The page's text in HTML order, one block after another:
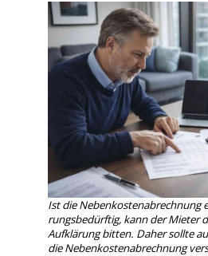
Ist die Ne­ben­kos­ten­ab­rech­nung
rungs­be­dürf­tig, kann der Mieter
Aufklärung bitten. Daher sollte
die Ne­ben­kos­ten­ab­rech­nung